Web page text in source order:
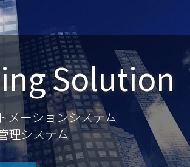
Solution
メーションシステム
理システム